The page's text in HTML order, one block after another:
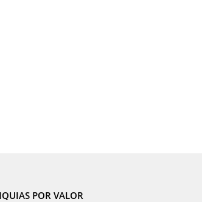
POR VALOR